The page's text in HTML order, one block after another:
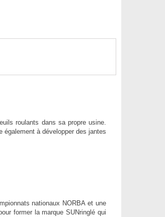
roulants dans sa propre usine.
à développer des jantes
nationaux NORBA et une
former la marque SUNringlé qui